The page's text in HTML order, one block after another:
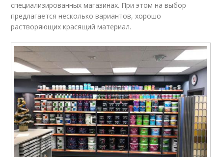
специализированных магазинах. При этом на выбор
предлагается несколько вариантов, хорошо
растворяющих красящий материал.